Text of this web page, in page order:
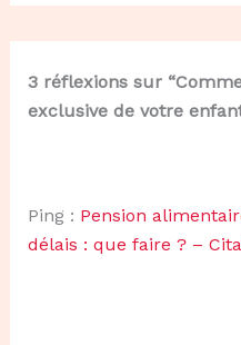
3 réflexions sur
exclusive de votre
Ping : Pension
délais : que faire ? –